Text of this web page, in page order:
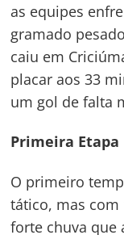
as equipes
gramado
caiu em
placar aos 33
um gol de falta
Primeira Etapa
O primeiro
tático, mas com
forte chuva que